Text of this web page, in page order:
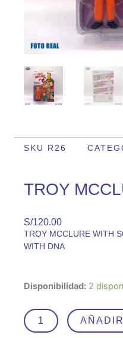
SKU R26
TROY
S/120.00
TROY MCCLURE WITH
WITH DNA
Disponibilidad: 2
TROY
cantidad